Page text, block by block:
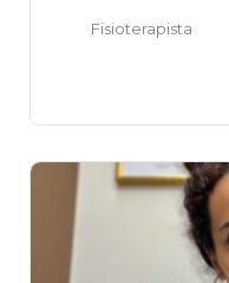
Fisioterapista